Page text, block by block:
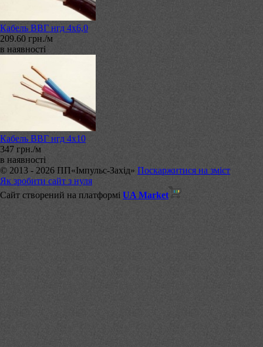
Кабель ВВГ нгд 4х6,0
209.60 грн./м
в наявності
Кабель ВВГ нгд 4х10
347 грн./м
в наявності
© 2013 - 2026 ПП«Імпульс-Захід» Поскаржитися на зміст
Як зробити сайт з нуля
Сайт створений на платформі UA Market